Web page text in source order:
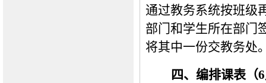
通过教务系统按班级
部门和学生所在部门
将其中一份交教务处
四、编排课表（6